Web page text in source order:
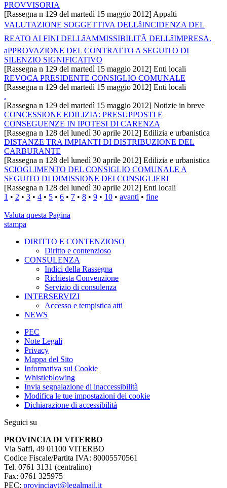
PROVVISORIA
[Rassegna n 129 del martedì 15 maggio 2012] Appalti
VALUTAZIONE SOGGETTIVA DELLâINCIDENZA DEL
REATO AI FINI DELLâAMMISSIBILITÃ DELLâIMPRESA.
aPPROVAZIONE DEL CONTRATTO A SEGUITO DI
SILENZIO SIGNIFICATIVO
[Rassegna n 129 del martedì 15 maggio 2012] Enti locali
REVOCA PRESIDENTE CONSIGLIO COMUNALE
[Rassegna n 129 del martedì 15 maggio 2012] Enti locali
.
[Rassegna n 129 del martedì 15 maggio 2012] Notizie in breve
CONCESSIONE EDILIZIA: PRESUPPOSTI E
CONSEGUENZE IN IPOTESI DI CARENZA
[Rassegna n 128 del lunedì 30 aprile 2012] Edilizia e urbanistica
DISTANZE TRA IMPIANTI DI DISTRIBUZIONE DEL
CARBURANTE
[Rassegna n 128 del lunedì 30 aprile 2012] Edilizia e urbanistica
SCIOGLIMENTO DEL CONSIGLIO COMUNALE A
SEGUITO DI DIMISSIONE DEI CONSIGLIERI
[Rassegna n 128 del lunedì 30 aprile 2012] Enti locali
1 • 2 • 3 • 4 • 5 • 6 • 7 • 8 • 9 • 10 • avanti • fine
Valuta questa Pagina
stampa
DIRITTO E CONTENZIOSO
Diritto e contenzioso
CONSULENZA
Indici della Rassegna
Richiesta Convenzione
Servizio di consulenza
INTERSERVIZI
Accesso e tempistica atti
NEWS
PEC
Note Legali
Privacy
Mappa del Sito
Informativa sui Cookie
Whistleblowing
Invia segnalazione di inaccessibilità
Modifica le tue impostazioni dei cookie
Dichiarazione di accessibilità
Seguici su
PROVINCIA DI VITERBO
Via Saffi, 49 01100 VITERBO
Codice Fiscale/Partita IVA: 80005570561
Tel. 0761 3131 (centralino)
Fax: 0761 325975
PEC: provinciavt@legalmail.it